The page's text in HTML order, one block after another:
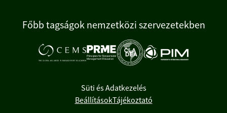
Főbb tagságok nemzetközi szervezetekben
Süti és Adatkezelés
BeállításokTájékoztató